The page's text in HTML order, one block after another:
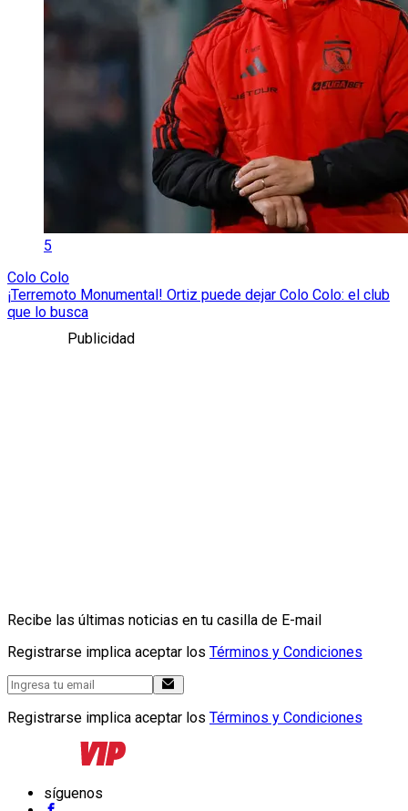
5
Colo Colo
¡Terremoto Monumental! Ortiz puede dejar Colo Colo: el club
que lo busca
Publicidad
Recibe las últimas noticias en tu casilla de E-mail
Registrarse implica aceptar los Términos y Condiciones
Registrarse implica aceptar los Términos y Condiciones
síguenos